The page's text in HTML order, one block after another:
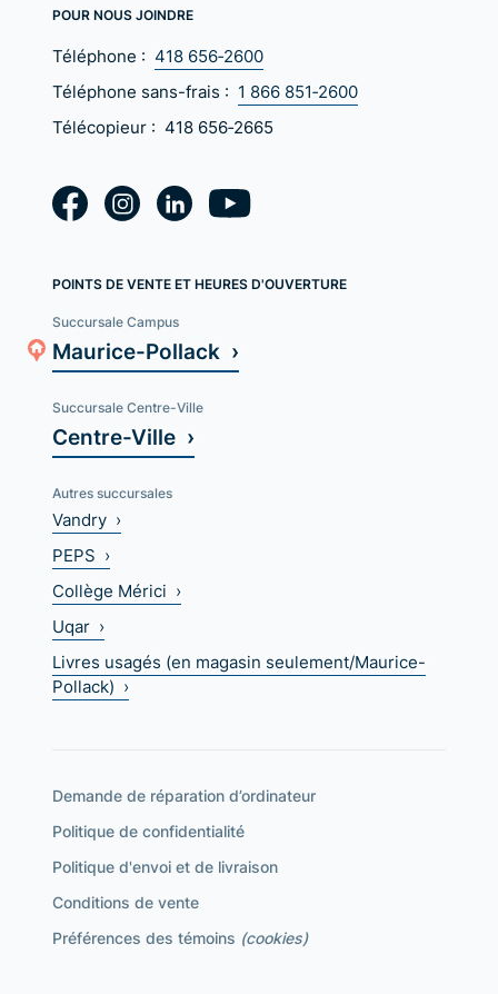
POUR NOUS JOINDRE
Téléphone : 418 656‑2600
Téléphone sans-frais : 1 866 851‑2600
Télécopieur : 418 656‑2665
POINTS DE VENTE ET HEURES D'OUVERTURE
Succursale Campus
Maurice-Pollack ›
Succursale Centre-Ville
Centre-Ville ›
Autres succursales
Vandry ›
PEPS ›
Collège Mérici ›
Uqar ›
Livres usagés (en magasin seulement/Maurice-
Pollack) ›
Demande de réparation d’ordinateur
Politique de confidentialité
Politique d'envoi et de livraison
Conditions de vente
Préférences des témoins (cookies)